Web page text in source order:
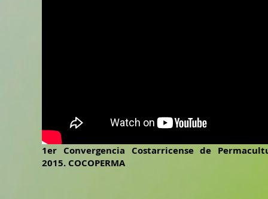
1er Convergencia Costarricense de
2015. COCOPERMA